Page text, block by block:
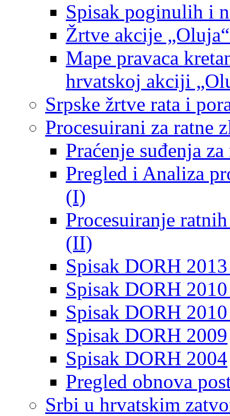
Spisak poginulih i
Žrtve akcije
Mape pravaca
hrvatskoj akciji
Srpske žrtve rata i
Procesuirani za ratne
Praćenje suđenja
Pregled i Analiza
(I)
Procesuiranje
(II)
Spisak DORH
Spisak DORH
Spisak DORH
Spisak DORH 2009
Spisak DORH 2004
Pregled obnova
Srbi u hrvatskim